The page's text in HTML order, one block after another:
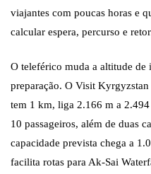
viajantes com poucas horas e
calcular espera, percurso e
O teleférico muda a altitude de
preparação. O Visit
tem 1 km, liga 2.166 m a
10 passageiros, além de duas
capacidade prevista chega a
facilita rotas para Ak-Sai